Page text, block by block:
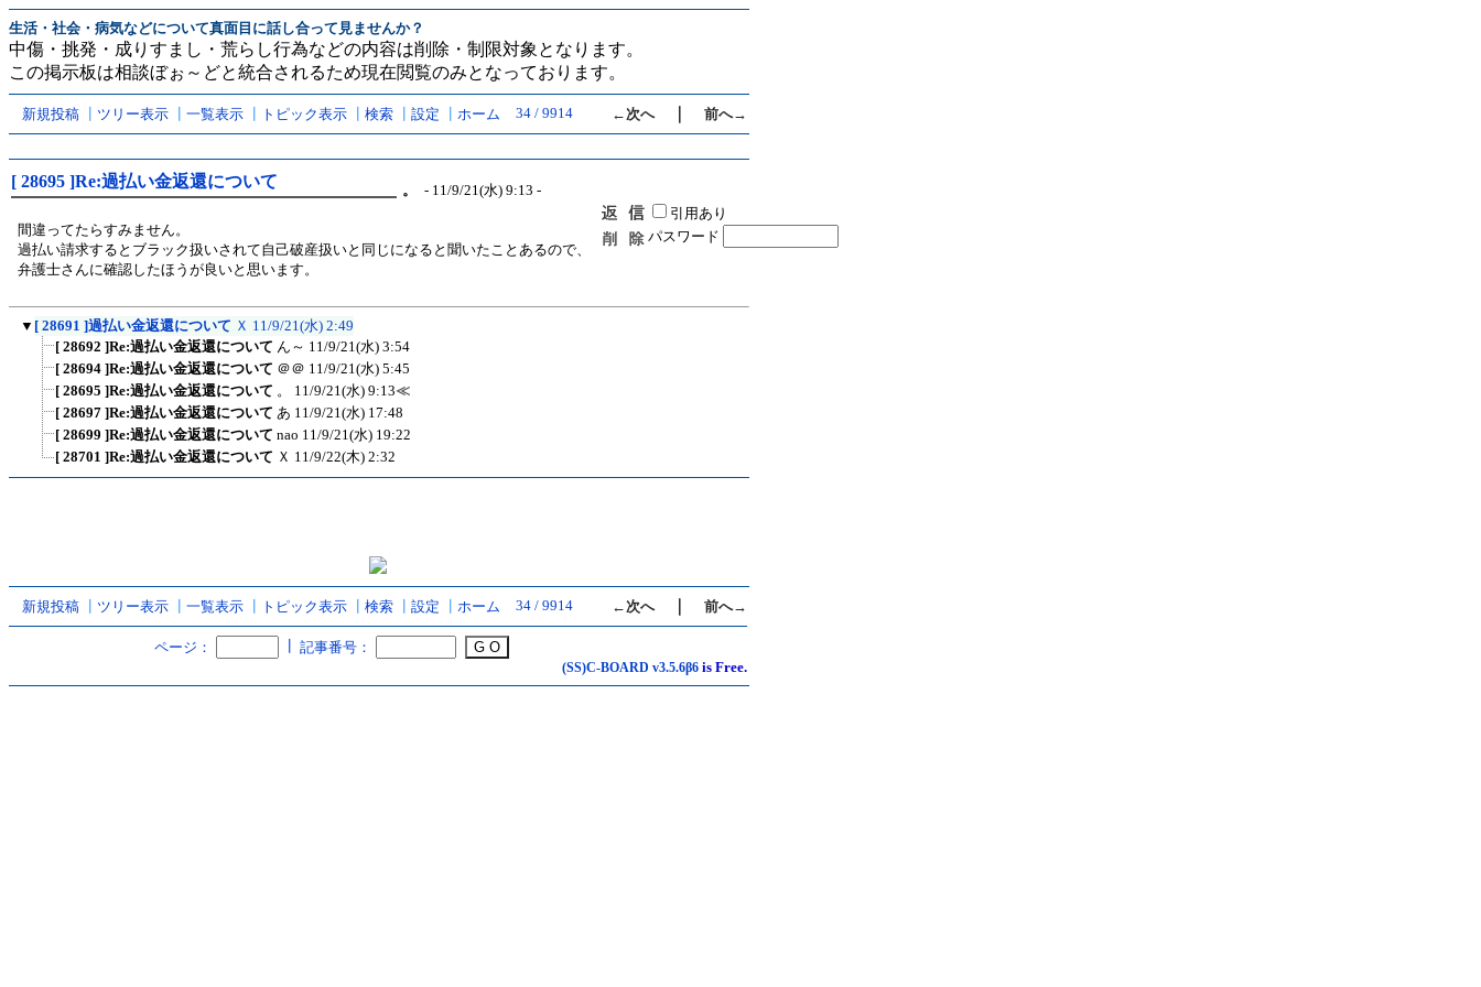
生活・社会・病気などについて真面目に話し合って見ませんか？
中傷・挑発・成りすまし・荒らし行為などの内容は削除・制限対象となります。
この掲示板は相談ぼぉ～どと統合されるため現在閲覧のみとなっております。
新規投稿 ツリー表示 一覧表示 トピック表示 検索 設定 ホーム 34 / 9914 ←次へ｜ 前へ→
[ 28695 ]Re:過払い金返還について 。 - 11/9/21(水) 9:13 -
間違ってたらすみません。
過払い請求するとブラック扱いされて自己破産扱いと同じになると聞いたことあるので、
弁護士さんに確認したほうが良いと思います。
引用あり
パスワード
▼ [ 28691 ]過払い金返還について Ｘ 11/9/21(水) 2:49
[ 28692 ]Re:過払い金返還について ん～ 11/9/21(水) 3:54
[ 28694 ]Re:過払い金返還について ＠＠ 11/9/21(水) 5:45
[ 28695 ]Re:過払い金返還について 。 11/9/21(水) 9:13≪
[ 28697 ]Re:過払い金返還について あ 11/9/21(水) 17:48
[ 28699 ]Re:過払い金返還について nao 11/9/21(水) 19:22
[ 28701 ]Re:過払い金返還について Ｘ 11/9/22(木) 2:32
新規投稿 ツリー表示 一覧表示 トピック表示 検索 設定 ホーム 34 / 9914 ←次へ｜ 前へ→
ページ： 記事番号：
(SS)C-BOARD v3.5.6β6 is Free.